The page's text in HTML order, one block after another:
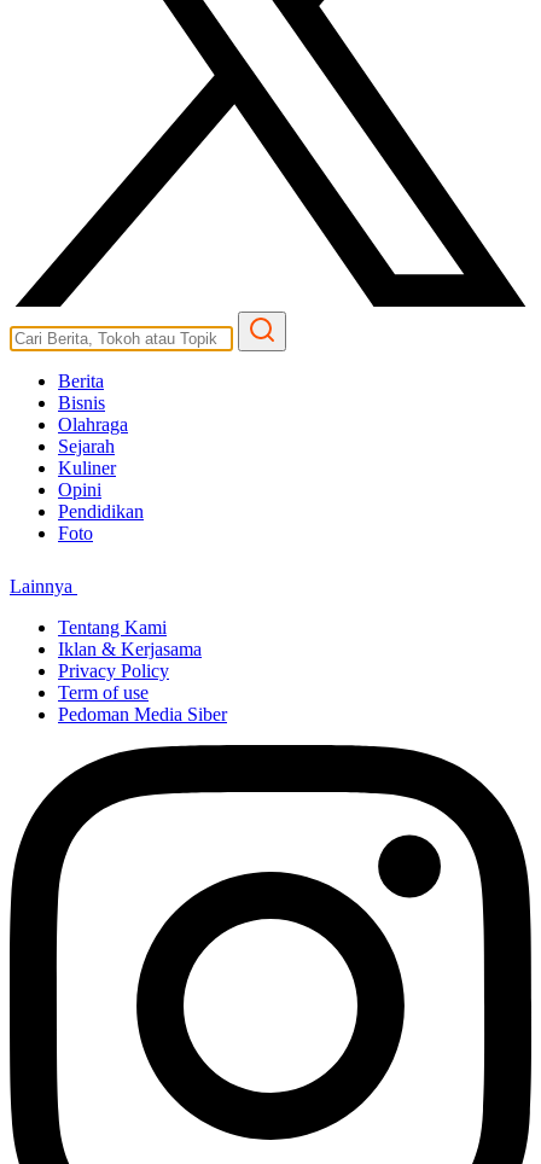
Berita
Bisnis
Olahraga
Sejarah
Kuliner
Opini
Pendidikan
Foto
Lainnya
Tentang Kami
Iklan & Kerjasama
Privacy Policy
Term of use
Pedoman Media Siber